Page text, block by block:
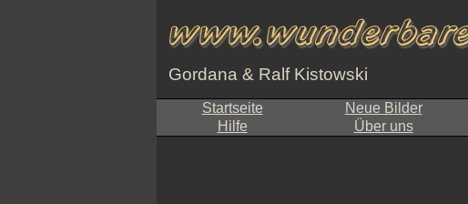
Gordana & Ralf Kistowski
Startseite Neue Bilder
Hilfe
Über uns